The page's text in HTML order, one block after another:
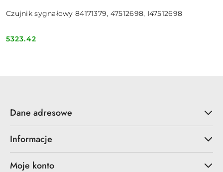
Czujnik sygnałowy 84171379, 47512698, I47512698
Cena:
5323.42
Dane adresowe
Informacje
Moje konto